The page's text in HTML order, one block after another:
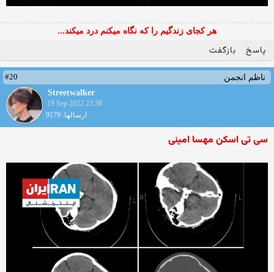
هر کجای زندگیم را که نگاه میکنم درد میکند...
پاسخ بازگفت
ناظم انجمن
#20
Streetwalker
19 Sep 2022 23:38
ارسالها: 9179
سی تی اسکن مهسا امینی